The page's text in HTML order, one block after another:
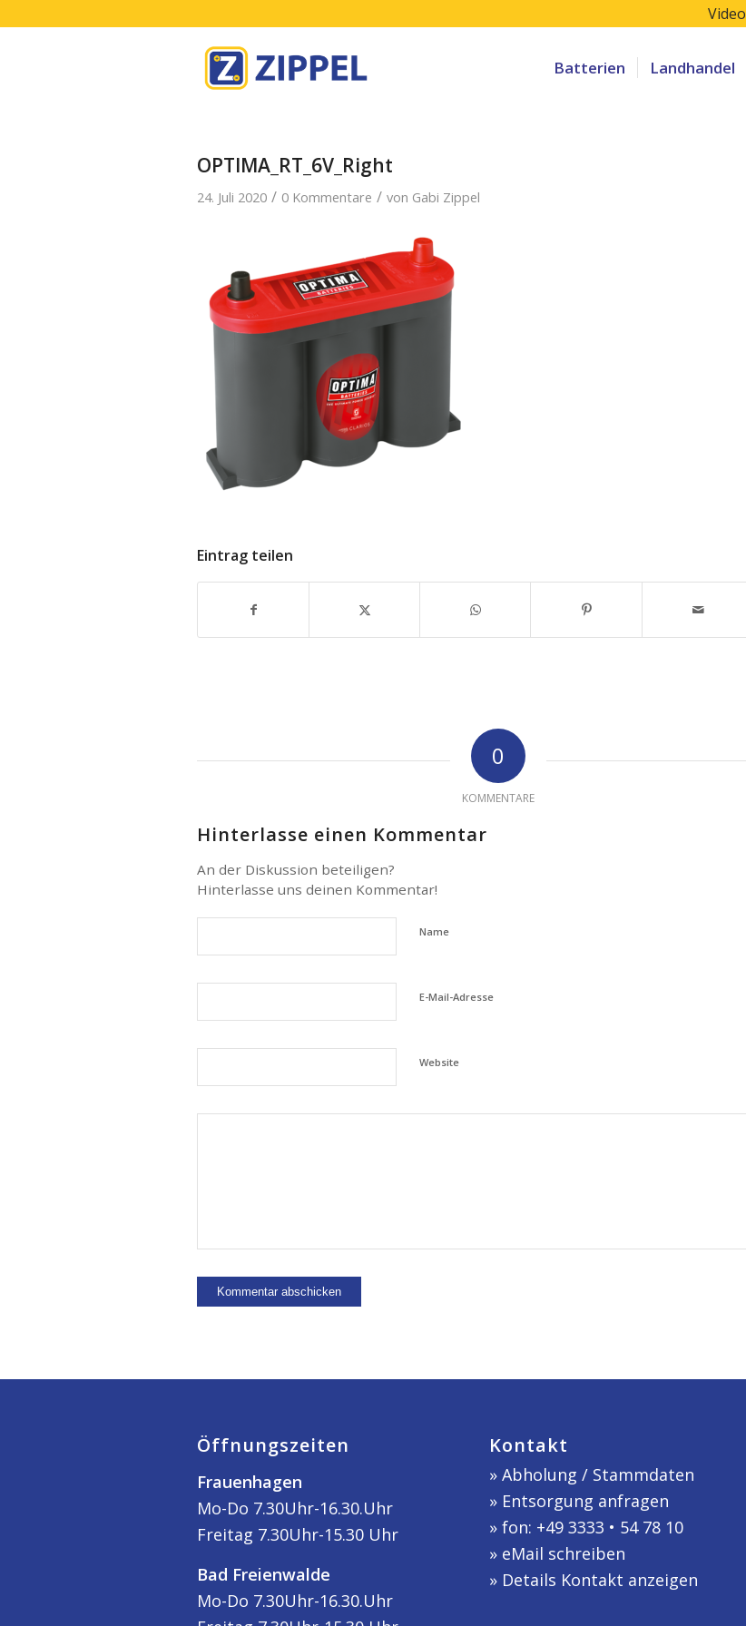
Video
Batterien Landhandel
OPTIMA_RT_6V_Right
24. Juli 2020 / 0 Kommentare / von Gabi Zippel
Eintrag teilen
0
KOMMENTARE
Hinterlasse einen Kommentar
An der Diskussion beteiligen?
Hinterlasse uns deinen Kommentar!
Name
E-Mail-Adresse
Website
Öffnungszeiten
Frauenhagen
Mo-Do 7.30Uhr-16.30.Uhr
Freitag 7.30Uhr-15.30 Uhr
Bad Freienwalde
Mo-Do 7.30Uhr-16.30.Uhr
Kontakt
» Abholung / Stammdaten
» Entsorgung anfragen
» fon: +49 3333 • 54 78 10
» eMail schreiben
» Details Kontakt anzeigen